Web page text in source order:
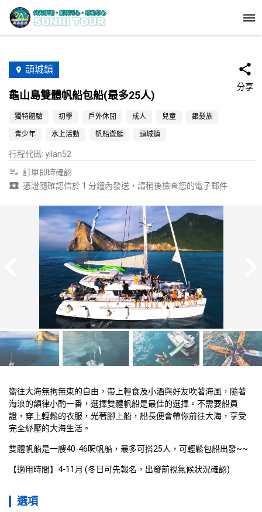
頭城鎮
龜山島雙體帆船包船(最多25人)
分享
獨特體驗 初學 戶外休閒 成人 兒童 銀髮族
青少年 水上活動 帆船遊艇 頭城鎮
行程代碼: yilan52
訂單即時確認
憑證隨確認信於 1 分鐘內發送，請稍後檢查您的電子郵件
嚮往大海無拘無束的自由，帶上輕食及小酒與好友吹著海風，隨著
海浪的韻律小酌一番，選擇雙體帆船是最佳的選擇。不需要船員
證，穿上輕鬆的衣服，光著腳上船，船長便會帶你前往大海，享受
完全紓壓的大海生活。
雙體帆船是一艘40-46呎帆船，最多可搭25人，可輕鬆包船出發~~
【適用時間】4-11月 (冬日可先報名，出發前視氣候狀況確認)
選項